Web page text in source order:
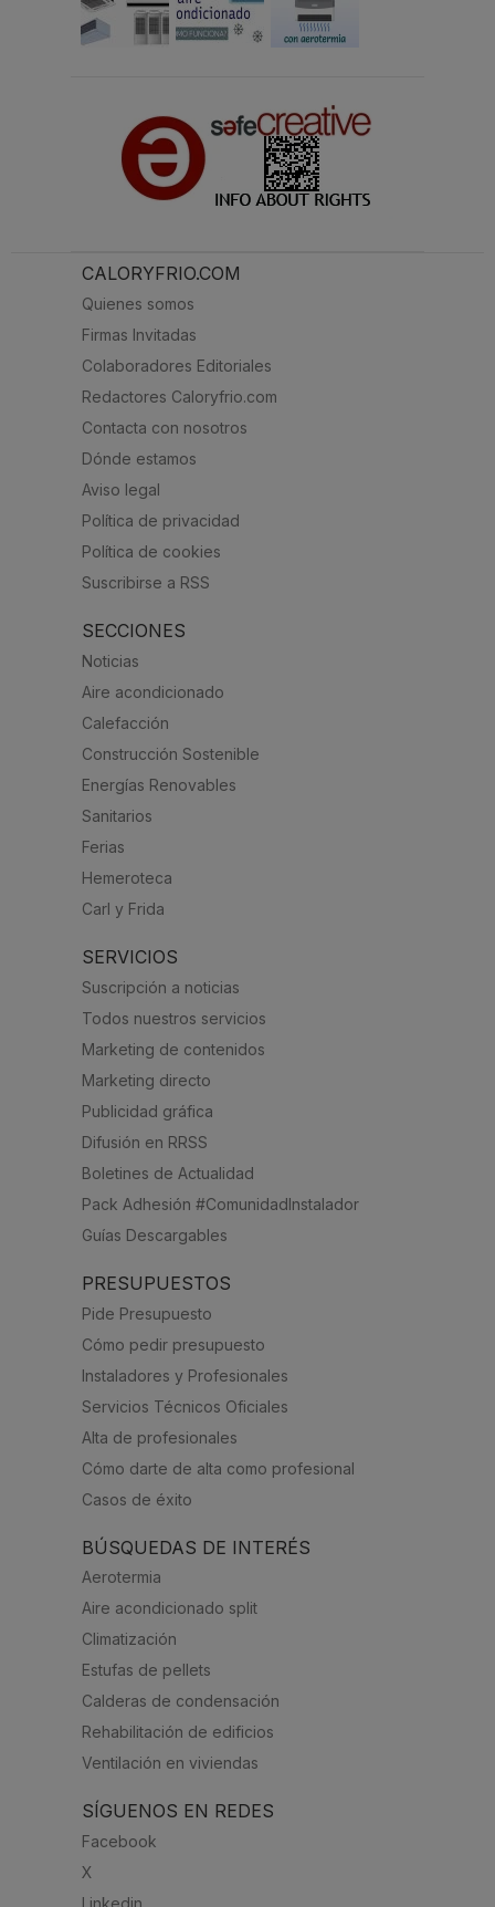
CALORYFRIO.COM
Quienes somos
Firmas Invitadas
Colaboradores Editoriales
Redactores Caloryfrio.com
Contacta con nosotros
Dónde estamos
Aviso legal
Política de privacidad
Política de cookies
Suscribirse a RSS
SECCIONES
Noticias
Aire acondicionado
Calefacción
Construcción Sostenible
Energías Renovables
Sanitarios
Ferias
Hemeroteca
Carl y Frida
SERVICIOS
Suscripción a noticias
Todos nuestros servicios
Marketing de contenidos
Marketing directo
Publicidad gráfica
Difusión en RRSS
Boletines de Actualidad
Pack Adhesión #ComunidadInstalador
Guías Descargables
PRESUPUESTOS
Pide Presupuesto
Cómo pedir presupuesto
Instaladores y Profesionales
Servicios Técnicos Oficiales
Alta de profesionales
Cómo darte de alta como profesional
Casos de éxito
BÚSQUEDAS DE INTERÉS
Aerotermia
Aire acondicionado split
Climatización
Estufas de pellets
Calderas de condensación
Rehabilitación de edificios
Ventilación en viviendas
SÍGUENOS EN REDES
Facebook
X